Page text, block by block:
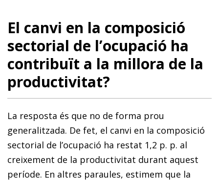
El canvi en la composició
sectorial de l’ocupació ha
contribuït a la millora de la
productivitat?
La resposta és que no de forma prou
generalitzada. De fet, el canvi en la composició
sectorial de l’ocupació ha restat 1,2 p. p. al
creixement de la productivitat durant aquest
període. En altres paraules, estimem que la